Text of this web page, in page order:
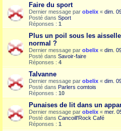
Faire du sport
Dernier message par obelix « dim.
Posté dans Sport
Réponses : 1
Plus un poil sous les
normal ?
Dernier message par obelix « dim.
Posté dans Savoir-faire
Réponses : 4
Talvanne
Dernier message par obelix « dim.
Posté dans Parlers comtois
Réponses : 10
Punaises de lit dans un
Dernier message par obelix « mer.
Posté dans Cancoill'Rock Café
Réponses : 1